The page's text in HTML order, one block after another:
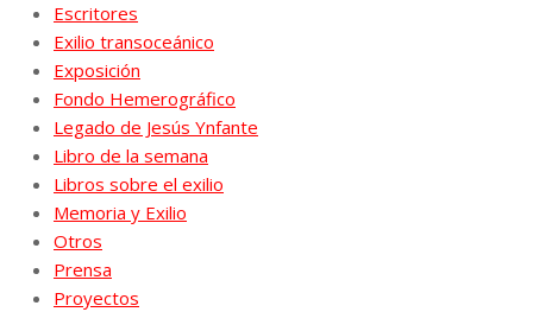
Escritores
Exilio transoceánico
Exposición
Fondo Hemerográfico
Legado de Jesús Ynfante
Libro de la semana
Libros sobre el exilio
Memoria y Exilio
Otros
Prensa
Proyectos